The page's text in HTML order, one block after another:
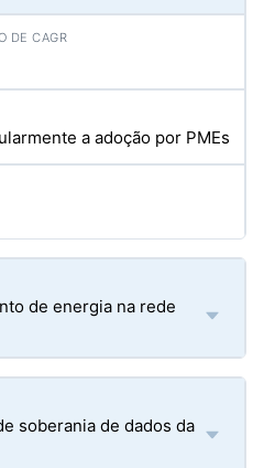
a adoção por PMEs
de energia na rede
soberania de dados da